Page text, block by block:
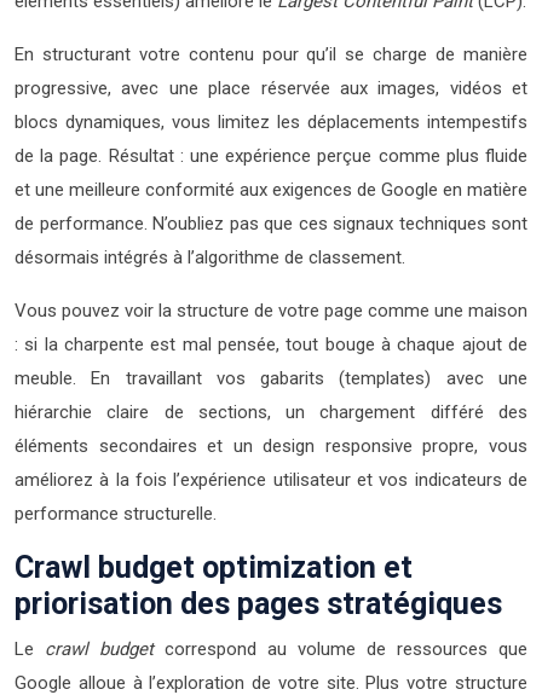
En structurant votre contenu pour qu’il se charge de manière
progressive, avec une place réservée aux images, vidéos et
blocs dynamiques, vous limitez les déplacements intempestifs
de la page. Résultat : une expérience perçue comme plus fluide
et une meilleure conformité aux exigences de Google en matière
de performance. N’oubliez pas que ces signaux techniques sont
désormais intégrés à l’algorithme de classement.
Vous pouvez voir la structure de votre page comme une maison
: si la charpente est mal pensée, tout bouge à chaque ajout de
meuble. En travaillant vos gabarits (templates) avec une
hiérarchie claire de sections, un chargement différé des
éléments secondaires et un design responsive propre, vous
améliorez à la fois l’expérience utilisateur et vos indicateurs de
performance structurelle.
Crawl budget optimization et
priorisation des pages stratégiques
Le crawl budgetcorrespond au volume de ressources que
Google alloue à l’exploration de votre site. Plus votre structure